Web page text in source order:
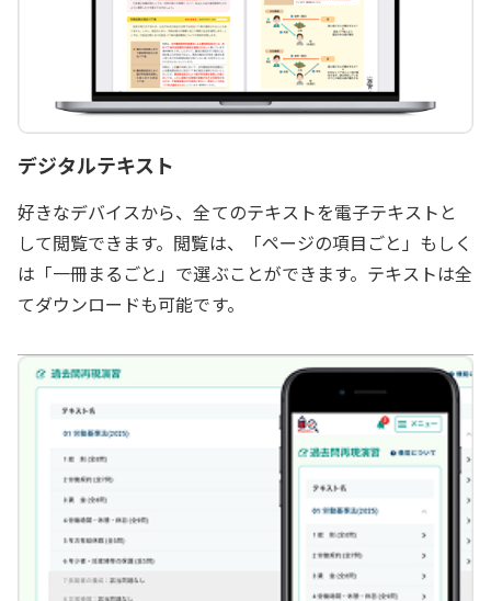
デジタルテキスト
好きなデバイスから、全てのテキストを電子テキストと
して閲覧できます。閲覧は、「ページの項目ごと」もしく
は「一冊まるごと」で選ぶことができます。テキストは全
てダウンロードも可能です。